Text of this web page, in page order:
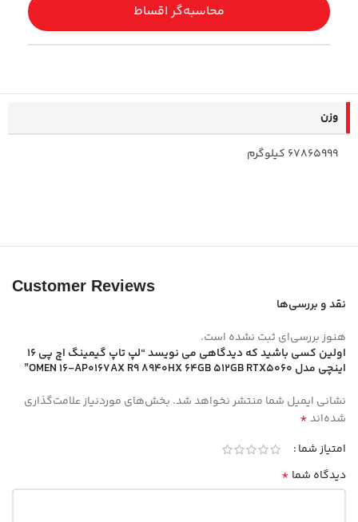
محاسبه‌گر اقساط
وزن
67865999 کیلوگرم
Customer Reviews
نقد و بررسی‌ها
هنوز بررسی‌ای ثبت نشده است.
اولین کسی باشید که دیدگاهی می نویسد “لپ تاپ گیمینگ اچ پی 16
اینچی مدل OMEN 16-AP0167AX R9 8940HX 64GB 512GB RTX5060”
نشانی ایمیل شما منتشر نخواهد شد. بخش‌های موردنیاز علامت‌گذاری
شده‌اند*
امتیاز شما
دیدگاه شما *